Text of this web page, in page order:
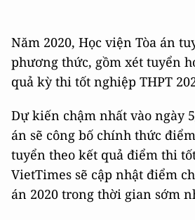
Năm 2020, Học viện Tòa án
phương thức, gồm xét tuyển
quả kỳ thi tốt nghiệp THPT
Dự kiến chậm nhất vào ngày
án sẽ công bố chính thức
tuyển theo kết quả điểm thi
VietTimes sẽ cập nhật điểm
án 2020 trong thời gian sớm